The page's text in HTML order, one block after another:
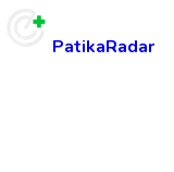
PatikaRadar